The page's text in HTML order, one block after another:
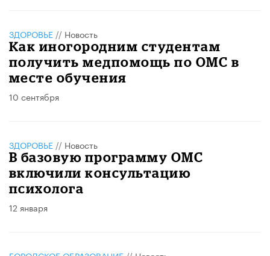
ЗДОРОВЬЕ // Новость
Как иногородним студентам
получить медпомощь по ОМС в
месте обучения
10 сентября
ЗДОРОВЬЕ // Новость
В базовую программу ОМС
включили консультацию
психолога
12 января